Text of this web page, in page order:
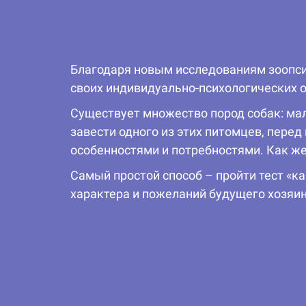
Благодаря новым исследованиям
своих индивидуально-психологических
Существует множество пород собак:
завести одного из этих питомцев,
особенностями и потребностями. Как
Самый простой способ – пройти тест
характера и пожеланий будущего